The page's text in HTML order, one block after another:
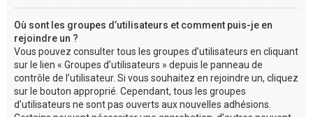
Où sont les groupes d’utilisateurs et comment puis-je en
rejoindre un ?
Vous pouvez consulter tous les groupes d’utilisateurs en cliquant
sur le lien « Groupes d’utilisateurs » depuis le panneau de
contrôle de l’utilisateur. Si vous souhaitez en rejoindre un, cliquez
sur le bouton approprié. Cependant, tous les groupes
d’utilisateurs ne sont pas ouverts aux nouvelles adhésions.